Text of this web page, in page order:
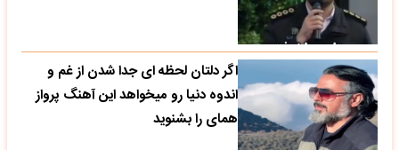
اگر دلتان لحظه ای جدا شدن از غم و
اندوه دنیا رو میخواهد این آهنگ پرواز
همای را بشنوید